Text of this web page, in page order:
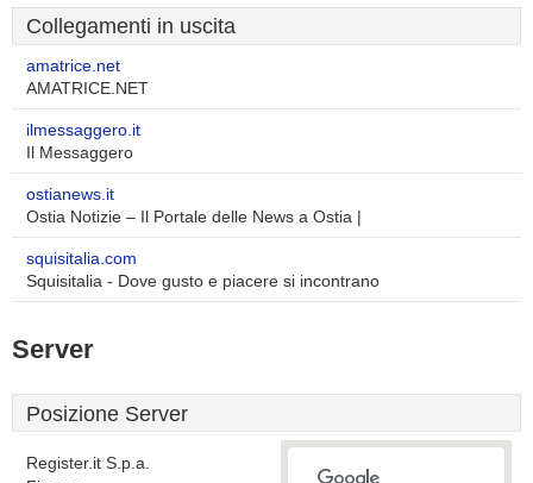
Collegamenti in uscita
amatrice.net
AMATRICE.NET
ilmessaggero.it
Il Messaggero
ostianews.it
Ostia Notizie – Il Portale delle News a Ostia |
squisitalia.com
Squisitalia - Dove gusto e piacere si incontrano
Server
Posizione Server
Register.it S.p.a.